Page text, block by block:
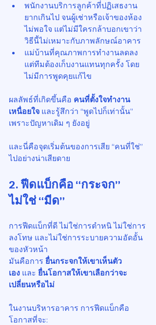
พนักงานบริการลูกค้าที่ปฏิเสธงาน
ยากเกินไป จนผู้เช่าหรือเจ้าของห้อง
ไม่พอใจ แต่ไม่มีใครกล้าบอกเขาว่า
วิธีนี้ไม่เหมาะกับภาพลักษณ์อาคาร
แม่บ้านที่คุณภาพการทำงานลดลง
แต่ทีมต้องเก็บงานแทนทุกครั้ง โดย
ไม่มีการพูดคุยแก้ไข
ผลลัพธ์ที่เกิดขึ้นคือ คนที่ตั้งใจทำงาน
เหนื่อยใจ และรู้สึกว่า “พูดไปก็เท่านั้น”
เพราะปัญหาเดิม ๆ ยังอยู่
และนี่คือจุดเริ่มต้นของการเสีย “คนที่ใช่”
ไปอย่างน่าเสียดาย
2. ฟีดแบ็กคือ “กระจก”
ไม่ใช่ “มีด”
การฟีดแบ็กที่ดี ไม่ใช่การตำหนิ ไม่ใช่การ
ลงโทษ และไม่ใช่การระบายความอัดอั้น
ของหัวหน้า
มันคือการ ยื่นกระจกให้เขาเห็นตัว
เอง และ ยื่นโอกาสให้เขาเลือกว่าจะ
เปลี่ยนหรือไม่
ในงานบริหารอาคาร การฟีดแบ็กคือ
โอกาสที่จะ: